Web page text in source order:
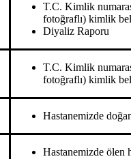
T.C. Kimlik
fotoğraflı) kimlik
Diyaliz Raporu
T.C. Kimlik
fotoğraflı) kimlik
Hastanemizde
Hastanemizde ölen